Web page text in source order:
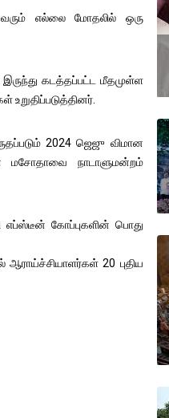
வரும் எல்லை மோதலில் ஒரு
கடத்தப்பட்ட மீதமுள்ள
உறுதிப்படுத்தினர்.
2024 ஜெஜு விமான
மசோதாவை நாடாளுமன்றம்
எப்ஸ்டீன் கோப்புகளின் பொது
20 புதிய